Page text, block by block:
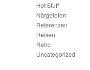
Hot Stuff
Nörgeleien
Referenzen
Reisen
Retro
Uncategorized